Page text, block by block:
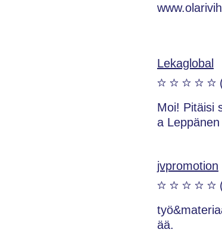
Lekaglobal
Moi! Pitäisi
a
jvpromotion
ää.